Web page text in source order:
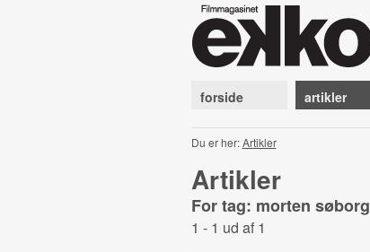
forside artikler
Du er her:Artikler
Artikler
For tag: morten søborg
1 - 1 ud af 1